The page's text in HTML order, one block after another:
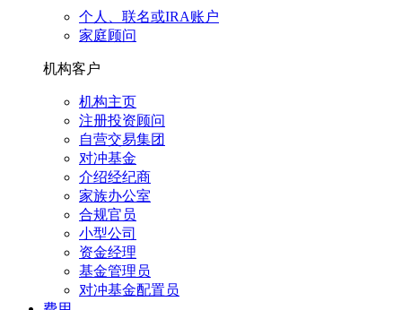
个人、联名或IRA账户
家庭顾问
机构客户
机构主页
注册投资顾问
自营交易集团
对冲基金
介绍经纪商
家族办公室
合规官员
小型公司
资金经理
基金管理员
对冲基金配置员